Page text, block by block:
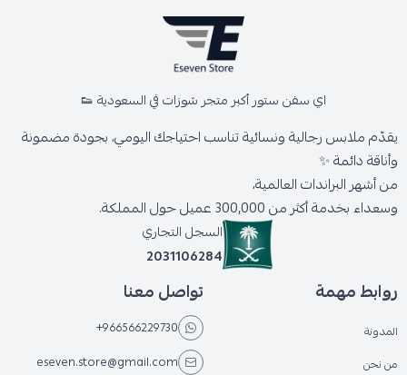
اي سفن ستور أكبر متجر شوزات في السعودية 👟
يقدّم ملابس رجالية ونسائية تناسب احتياجك اليومي، بجودة مضمونة
وأناقة دائمة ✨
من أشهر البراندات العالمية،
وسعداء بخدمة أكثر من 300,000 عميل حول المملكة.
السجل التجاري
2031106284
روابط مهمة
المدونة
من نحن
تواصل معنا
+966566229730
eseven.store@gmail.com